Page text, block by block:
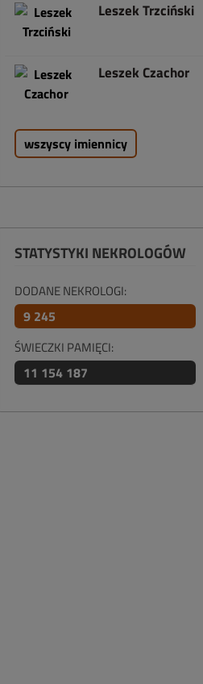
Leszek Trzciński
Leszek Czachor
wszyscy imiennicy
STATYSTYKI NEKROLOGÓW
DODANE NEKROLOGI:
9 245
ŚWIECZKI PAMIĘCI:
11 154 187